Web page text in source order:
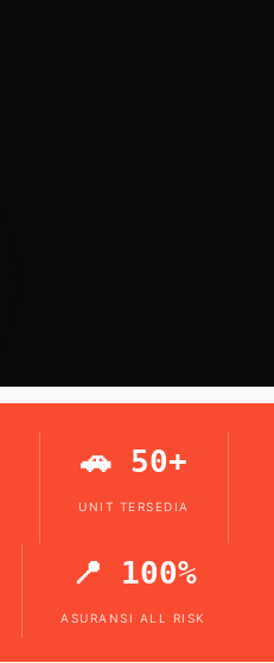
🚗 50+
UNIT TERSEDIA
📍 100%
ASURANSI ALL RISK